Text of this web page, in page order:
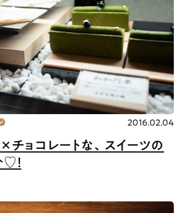
チョコレートな、スイーツの
！
2016.02.04